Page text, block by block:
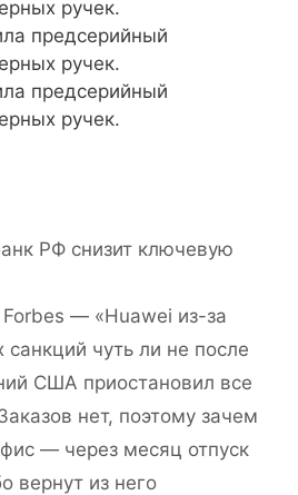
РФ снизит ключевую
— «Huawei из-за
санкций чуть ли не после
США приостановил все
нет, поэтому зачем
— через месяц отпуск
вернут из него